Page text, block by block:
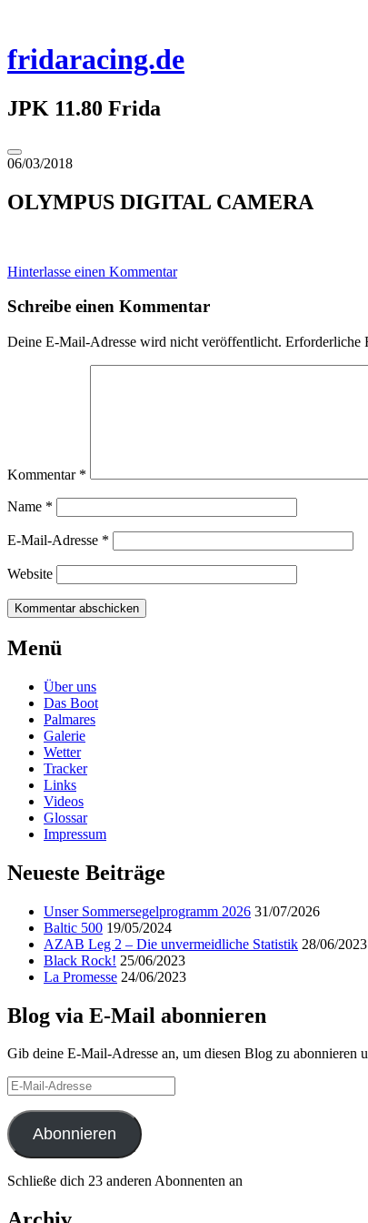
springen
fridaracing.de
JPK 11.80 Frida
Seitenleiste
umschalten
06/03/2018
OLYMPUS DIGITAL CAMERA
Hinterlasse einen Kommentar
Schreibe einen Kommentar
Deine E-Mail-Adresse wird nicht veröffentlicht. Erforderliche
Kommentar *
Name *
E-Mail-Adresse *
Website
Beitragsnavigation
←OLYMPUS
DIGITAL
Menü
Über uns
Das Boot
Palmares
Galerie
Wetter
Tracker
Links
Videos
Glossar
Impressum
Neueste Beiträge
Unser Sommersegelprogramm 2026 31/07/2026
Baltic 500 19/05/2024
AZAB Leg 2 – Die unvermeidliche Statistik 28/06/2023
Black Rock! 25/06/2023
La Promesse 24/06/2023
Blog via E-Mail abonnieren
Gib deine E-Mail-Adresse an, um diesen Blog zu abonnieren
E-
Mail-
Adresse
Abonnieren
Schließe dich 23 anderen Abonnenten an